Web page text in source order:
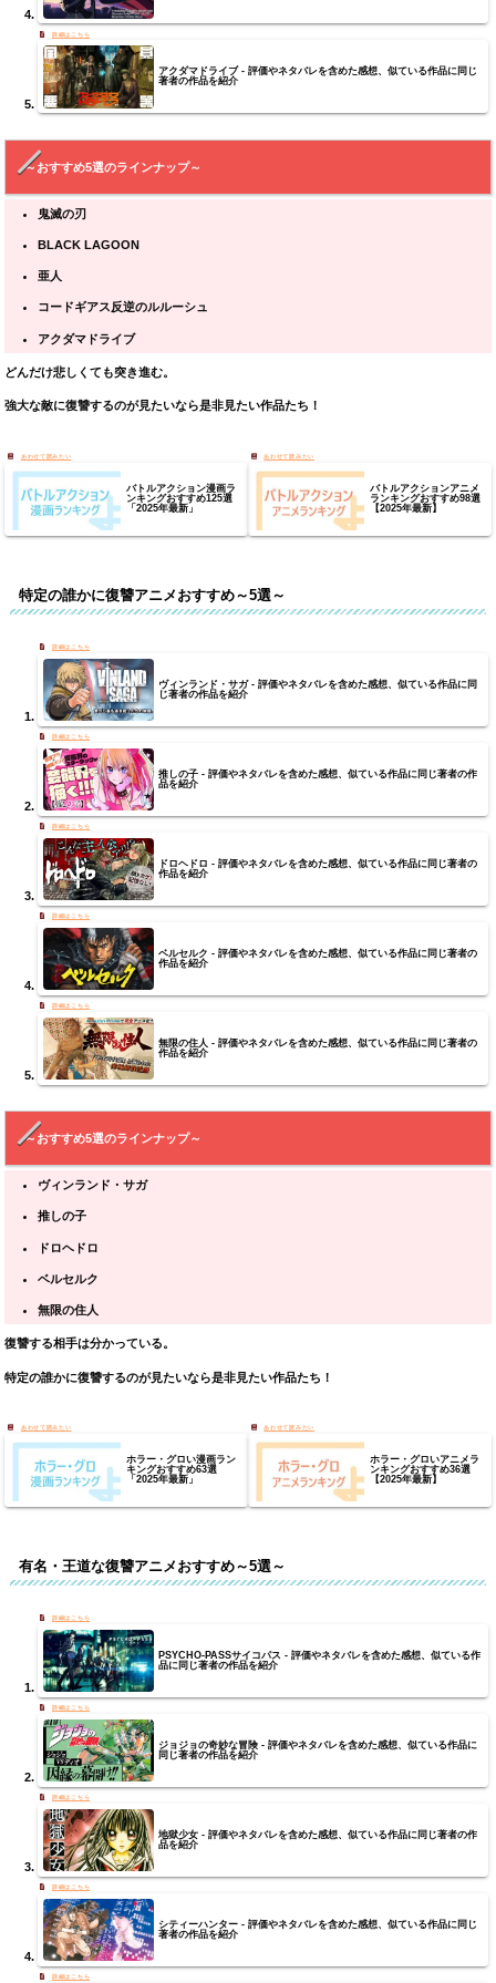
アクダマドライブ - 評価やネタバレを含めた感想、似ている作品に同じ
著者の作品を紹介
～おすすめ5選のラインナップ～
鬼滅の刃
BLACK LAGOON
亜人
コードギアス反逆のルルーシュ
アクダマドライブ
どんだけ悲しくても突き進む。
強大な敵に復讐するのが見たいなら是非見たい作品たち！
バトルアクション漫画ラ
ンキングおすすめ125選
「2025年最新」
バトルアクションアニメ
ランキングおすすめ98選
【2025年最新】
特定の誰かに復讐アニメおすすめ～5選～
ヴィンランド・サガ - 評価やネタバレを含めた感想、似ている作品に同
じ著者の作品を紹介
推しの子 - 評価やネタバレを含めた感想、似ている作品に同じ著者の作
品を紹介
ドロヘドロ - 評価やネタバレを含めた感想、似ている作品に同じ著者の
作品を紹介
ベルセルク - 評価やネタバレを含めた感想、似ている作品に同じ著者の
作品を紹介
無限の住人 - 評価やネタバレを含めた感想、似ている作品に同じ著者の
作品を紹介
～おすすめ5選のラインナップ～
ヴィンランド・サガ
推しの子
ドロヘドロ
ベルセルク
無限の住人
復讐する相手は分かっている。
特定の誰かに復讐するのが見たいなら是非見たい作品たち！
ホラー・グロい漫画ラン
キングおすすめ63選
「2025年最新」
ホラー・グロいアニメラ
ンキングおすすめ36選
【2025年最新】
有名・王道な復讐アニメおすすめ～5選～
PSYCHO-PASSサイコパス - 評価やネタバレを含めた感想、似ている作
品に同じ著者の作品を紹介
ジョジョの奇妙な冒険 - 評価やネタバレを含めた感想、似ている作品に
同じ著者の作品を紹介
地獄少女 - 評価やネタバレを含めた感想、似ている作品に同じ著者の作
品を紹介
シティーハンター - 評価やネタバレを含めた感想、似ている作品に同じ
著者の作品を紹介